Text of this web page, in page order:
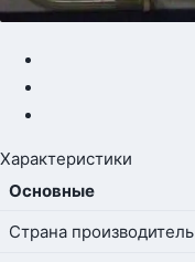
Характеристики
Основные
Страна производитель